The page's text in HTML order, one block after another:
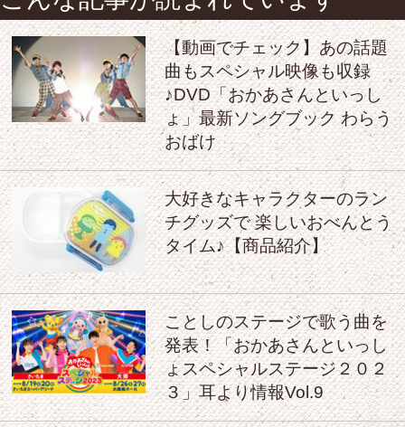
【動画でチェック】あの話題
曲もスペシャル映像も収録
♪DVD「おかあさんといっし
ょ」最新ソングブック わらう
おばけ
大好きなキャラクターのラン
チグッズで 楽しいおべんとう
タイム♪【商品紹介】
ことしのステージで歌う曲を
発表！「おかあさんといっし
ょスペシャルステージ２０２
３」耳より情報Vol.9